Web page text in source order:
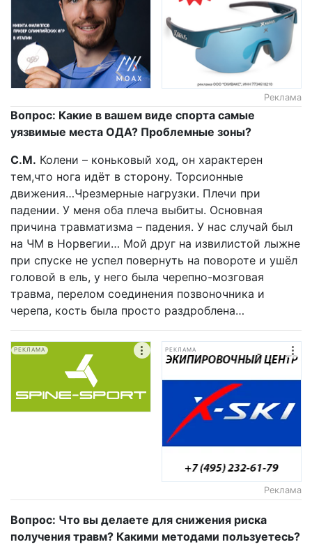
Реклама
Вопрос: Какие в вашем виде спорта самые
уязвимые места ОДА? Проблемные зоны?
С.М. Колени – коньковый ход, он характерен
тем,что нога идёт в сторону. Торсионные
движения…Чрезмерные нагрузки. Плечи при
падении. У меня оба плеча выбиты. Основная
причина травматизма – падения. У нас случай был
на ЧМ в Норвегии… Мой друг на извилистой лыжне
при спуске не успел повернуть на повороте и ушёл
головой в ель, у него была черепно-мозговая
травма, перелом соединения позвоночника и
черепа, кость была просто раздроблена…
РЕКЛАМА РЕКЛАМА
Реклама
Вопрос: Что вы делаете для снижения риска
получения травм? Какими методами пользуетесь?